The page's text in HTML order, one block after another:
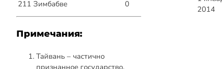
211 Зимбабве 0
2014
Примечания:
Тайвань – частично